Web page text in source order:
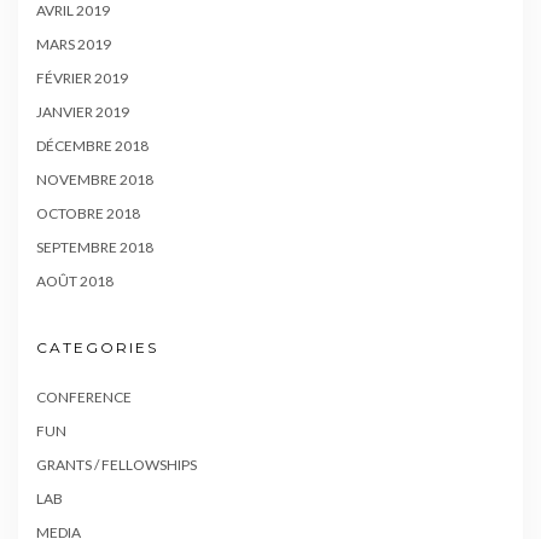
AVRIL 2019
MARS 2019
FÉVRIER 2019
JANVIER 2019
DÉCEMBRE 2018
NOVEMBRE 2018
OCTOBRE 2018
SEPTEMBRE 2018
AOÛT 2018
CATEGORIES
CONFERENCE
FUN
GRANTS / FELLOWSHIPS
LAB
MEDIA